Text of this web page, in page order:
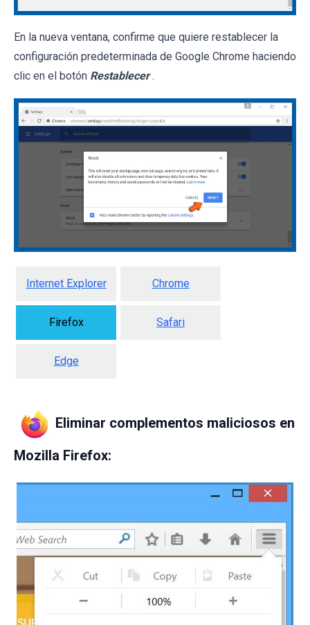
En la nueva ventana, confirme que quiere restablecer la
configuración predeterminada de Google Chrome haciendo
clic en el botón Restablecer .
Internet Explorer Chrome
Firefox Safari
Edge
Eliminar complementos maliciosos en
Mozilla Firefox: